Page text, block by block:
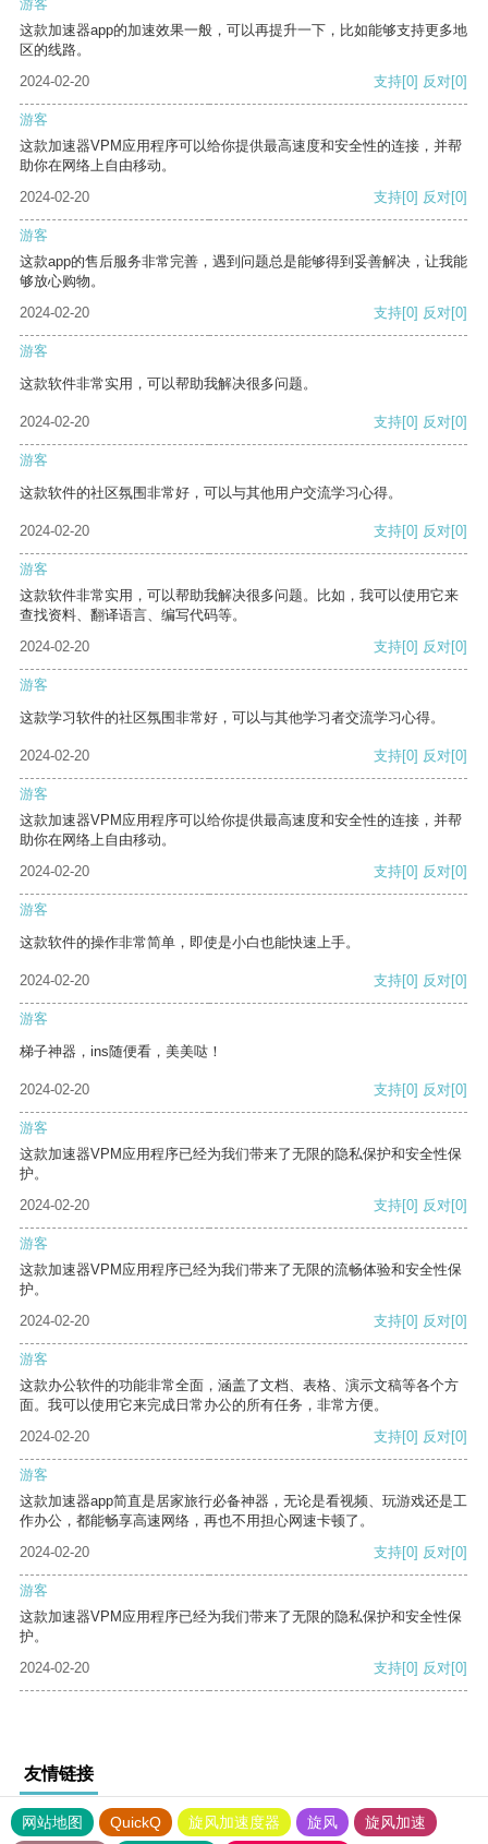
游客
这款加速器app的加速效果一般，可以再提升一下，比如能够支持更多地
区的线路。
2024-02-20
支持[0] 反对[0]
游客
这款加速器VPM应用程序可以给你提供最高速度和安全性的连接，并帮
助你在网络上自由移动。
2024-02-20
支持[0] 反对[0]
游客
这款app的售后服务非常完善，遇到问题总是能够得到妥善解决，让我能
够放心购物。
2024-02-20
支持[0] 反对[0]
游客
这款软件非常实用，可以帮助我解决很多问题。
2024-02-20 支持[0] 反对[0]
游客
这款软件的社区氛围非常好，可以与其他用户交流学习心得。
2024-02-20 支持[0] 反对[0]
游客
这款软件非常实用，可以帮助我解决很多问题。比如，我可以使用它来
查找资料、翻译语言、编写代码等。
2024-02-20
支持[0] 反对[0]
游客
这款学习软件的社区氛围非常好，可以与其他学习者交流学习心得。
2024-02-20 支持[0] 反对[0]
游客
这款加速器VPM应用程序可以给你提供最高速度和安全性的连接，并帮
助你在网络上自由移动。
2024-02-20
支持[0] 反对[0]
游客
这款软件的操作非常简单，即使是小白也能快速上手。
2024-02-20 支持[0] 反对[0]
游客
梯子神器，ins随便看，美美哒！
2024-02-20 支持[0] 反对[0]
游客
这款加速器VPM应用程序已经为我们带来了无限的隐私保护和安全性保
护。
2024-02-20
支持[0] 反对[0]
游客
这款加速器VPM应用程序已经为我们带来了无限的流畅体验和安全性保
护。
2024-02-20
支持[0] 反对[0]
游客
这款办公软件的功能非常全面，涵盖了文档、表格、演示文稿等各个方
面。我可以使用它来完成日常办公的所有任务，非常方便。
2024-02-20
支持[0] 反对[0]
游客
这款加速器app简直是居家旅行必备神器，无论是看视频、玩游戏还是工
作办公，都能畅享高速网络，再也不用担心网速卡顿了。
2024-02-20
支持[0] 反对[0]
游客
这款加速器VPM应用程序已经为我们带来了无限的隐私保护和安全性保
护。
2024-02-20
支持[0] 反对[0]
友情链接
网站地图 QuickQ 旋风加速度器 旋风 旋风加速